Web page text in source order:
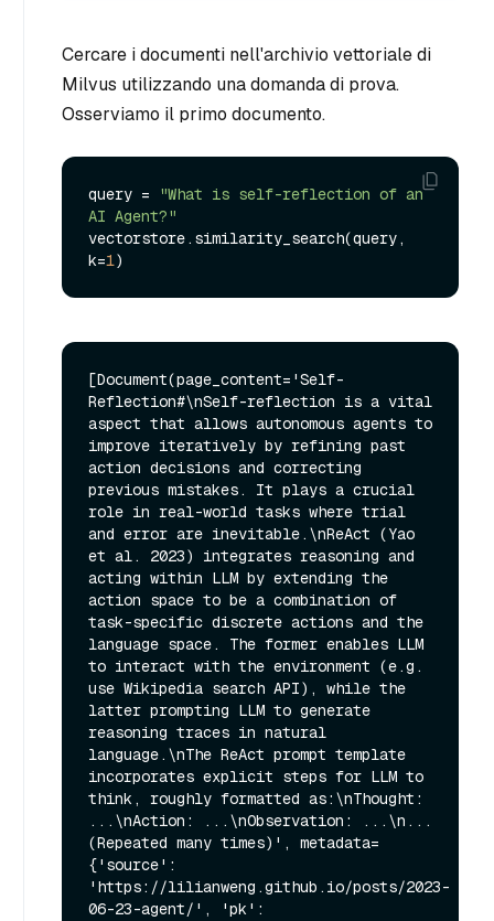
Cercare i documenti nell'archivio vettoriale di
Milvus utilizzando una domanda di prova.
Osserviamo il primo documento.
query =
"What is self-reflection of an
AI Agent?"
vectorstore.similarity_search(query,
k=1
[Document(page_content='Self-
Reflection#\nSelf-reflection is a vital
aspect that allows autonomous agents to
improve iteratively by refining past
action decisions and correcting
previous mistakes. It plays a crucial
role in real-world tasks where trial
and error are inevitable.\nReAct (Yao
et al. 2023) integrates reasoning and
acting within LLM by extending the
action space to be a combination of
task-specific discrete actions and the
language space. The former enables LLM
to interact with the environment (e.g.
use Wikipedia search API), while the
latter prompting LLM to generate
reasoning traces in natural
language.\nThe ReAct prompt template
incorporates explicit steps for LLM to
think, roughly formatted as:\nThought:
...\nAction: ...\nObservation: ...\n...
(Repeated many times)', metadata=
{'source':
'https://lilianweng.github.io/posts/2023-
06-23-agent/', 'pk':